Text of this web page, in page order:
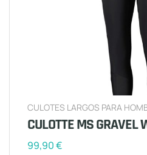
CULOTES LARGOS PARA
CULOTTE MS GRAVEL
99,90€